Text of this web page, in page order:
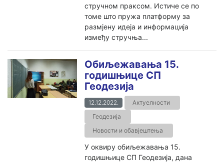
стручном праксом. Истиче се по
томе што пружа платформу за
размjену идеја и информација
између стручња...
Oбиљежавања 15.
годишњице СП
Геодезија
12.12.2022.
Актуелности
Геодезија
Новости и обавјештења
У оквиру обиљежавања 15.
годишњице СП Геодезија, дана